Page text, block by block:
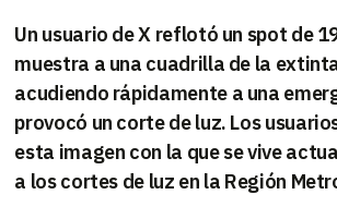
Un usuario de X reflotó un spot de
muestra a una cuadrilla de la
acudiendo rápidamente a una
provocó un corte de luz. Los
esta imagen con la que se vive
a los cortes de luz en la Región